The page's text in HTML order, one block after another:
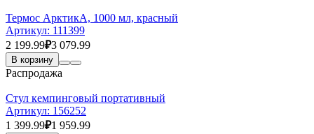
Термос АрктикА, 1000 мл, красный
Артикул: 111399
2 199.99₽3 079.99
В корзину
Распродажа
Стул кемпинговый портативный
Артикул: 156252
1 399.99₽1 959.99